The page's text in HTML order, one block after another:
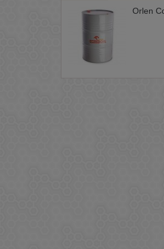
Orlen